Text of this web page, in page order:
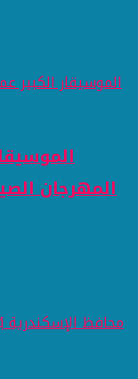
المهرجان